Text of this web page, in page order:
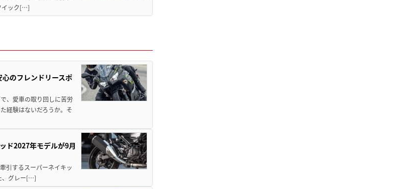
イック[…]
のフレンドリースポ
、愛車の取り回しに苦労
経験はないだろうか。そ
ド2027年モデルが9月
引するスーパーネイキッ
、グレー[…]